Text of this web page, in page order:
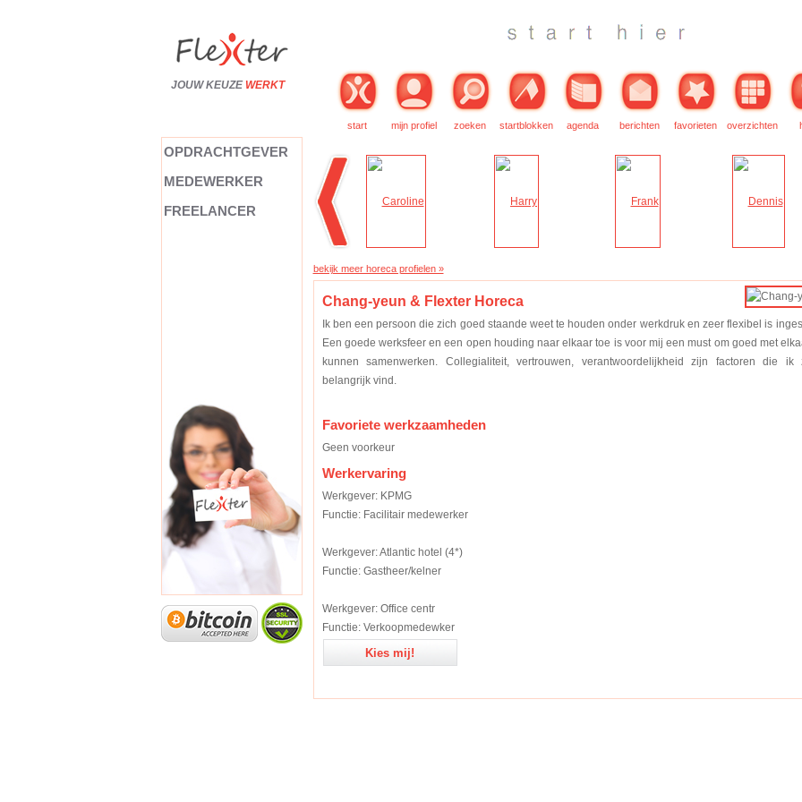
JOUW KEUZE WERKT
start mijn profiel zoeken startblokken agenda berichten favorieten overzichten
OPDRACHTGEVER
MEDEWERKER
FREELANCER
bekijk meer horeca profielen »
Chang-yeun & Flexter Horeca
Ik ben een persoon die zich goed staande weet te houden onder werkdruk en zeer flexibel is
Een goede werksfeer en een open houding naar elkaar toe is voor mij een must om goed met
kunnen samenwerken. Collegialiteit, vertrouwen, verantwoordelijkheid zijn factoren die ik
belangrijk vind.
Favoriete werkzaamheden
Geen voorkeur
Werkervaring
Werkgever: KPMG
Functie: Facilitair medewerker
Werkgever: Atlantic hotel (4*)
Functie: Gastheer/kelner
Werkgever: Office centr
Functie: Verkoopmedewker
Kies mij!